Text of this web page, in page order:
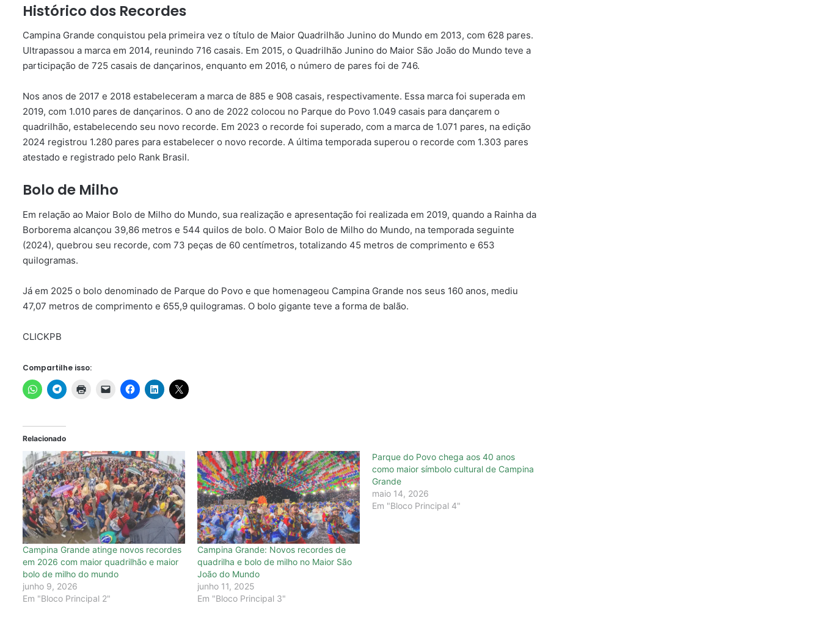
Histórico dos Recordes
Campina Grande conquistou pela primeira vez o título de Maior Quadrilhão Junino do Mundo em 2013, com 628 pares.
Ultrapassou a marca em 2014, reunindo 716 casais. Em 2015, o Quadrilhão Junino do Maior São João do Mundo teve a
participação de 725 casais de dançarinos, enquanto em 2016, o número de pares foi de 746.
Nos anos de 2017 e 2018 estabeleceram a marca de 885 e 908 casais, respectivamente. Essa marca foi superada em
2019, com 1.010 pares de dançarinos. O ano de 2022 colocou no Parque do Povo 1.049 casais para dançarem o
quadrilhão, estabelecendo seu novo recorde. Em 2023 o recorde foi superado, com a marca de 1.071 pares, na edição
2024 registrou 1.280 pares para estabelecer o novo recorde. A última temporada superou o recorde com 1.303 pares
atestado e registrado pelo Rank Brasil.
Bolo de Milho
Em relação ao Maior Bolo de Milho do Mundo, sua realização e apresentação foi realizada em 2019, quando a Rainha da
Borborema alcançou 39,86 metros e 544 quilos de bolo. O Maior Bolo de Milho do Mundo, na temporada seguinte
(2024), quebrou seu recorde, com 73 peças de 60 centímetros, totalizando 45 metros de comprimento e 653
quilogramas.
Já em 2025 o bolo denominado de Parque do Povo e que homenageou Campina Grande nos seus 160 anos, mediu
47,07 metros de comprimento e 655,9 quilogramas. O bolo gigante teve a forma de balão.
CLICKPB
Compartilhe isso:
Relacionado
Campina Grande atinge novos recordes
em 2026 com maior quadrilhão e maior
bolo de milho do mundo
junho 9, 2026
Em "Bloco Principal 2"
Campina Grande: Novos recordes de
quadrilha e bolo de milho no Maior São
João do Mundo
junho 11, 2025
Em "Bloco Principal 3"
Parque do Povo chega aos 40 anos
como maior símbolo cultural de Campina
Grande
maio 14, 2026
Em "Bloco Principal 4"